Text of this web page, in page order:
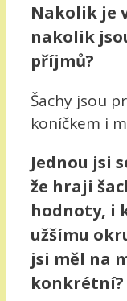
Nakolik je
nakolik
příjmů?
Šachy jsou
koníčkem i
Jednou jsi
že hraji
hodnoty, i
užšímu
jsi měl na
konkrétní?